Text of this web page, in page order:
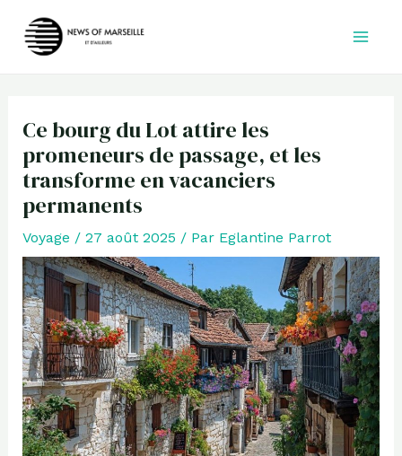
Ce bourg du Lot attire les
promeneurs de passage, et les
transforme en vacanciers
permanents
Voyage / 27 août 2025 / Par Eglantine Parrot